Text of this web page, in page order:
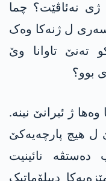
نەئاڤێت؟ چما
ل ژنەکا وەک
تەنێ تاوانا وێ
بوو؟
ژ ئیرانێ نینە.
ل هیچ پارچەیەکێ
نائینیت
دیپلۆماتیک